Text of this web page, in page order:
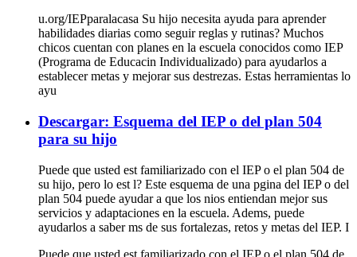
u.org/IEPparalacasa Su hijo necesita ayuda para aprender
habilidades diarias como seguir reglas y rutinas? Muchos
chicos cuentan con planes en la escuela conocidos como IEP
(Programa de Educacin Individualizado) para ayudarlos a
establecer metas y mejorar sus destrezas. Estas herramientas lo
ayu
Descargar: Esquema del IEP o del plan 504
para su hijo
Puede que usted est familiarizado con el IEP o el plan 504 de
su hijo, pero lo est l? Este esquema de una pgina del IEP o del
plan 504 puede ayudar a que los nios entiendan mejor sus
servicios y adaptaciones en la escuela. Adems, puede
ayudarlos a saber ms de sus fortalezas, retos y metas del IEP. I
Puede que usted est familiarizado con el IEP o el plan 504 de